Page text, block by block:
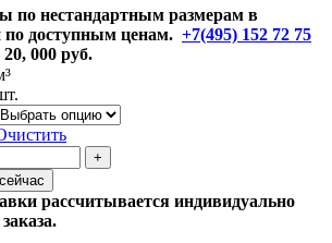
1
020₽
–
по нестандартным размерам в
доступным ценам. +7(495) 152 72 75
000 руб.
рассчитывается индивидуально